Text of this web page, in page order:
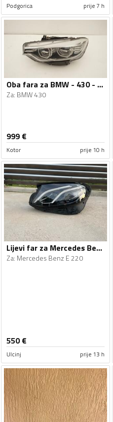
Podgorica prije 7 h
Oba fara za BMW - 430 - 2013-2019
Za: BMW 430
999 €
Kotor prije 10 h
Lijevi far za Mercedes Benz - E 220 - 2017
Za: Mercedes Benz E 220
550€
Ulcinj prije 13 h